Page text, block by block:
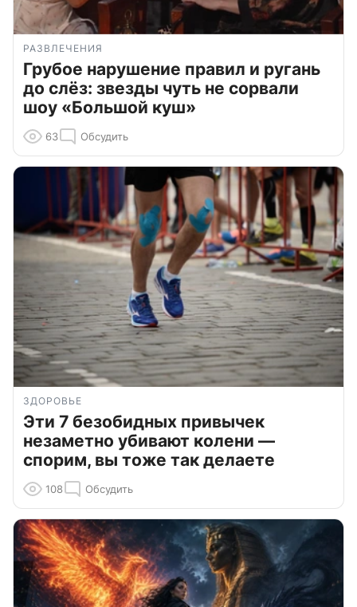
РАЗВЛЕЧЕНИЯ
Грубое нарушение правил и ругань
до слёз: звезды чуть не сорвали
шоу «Большой куш»
63 Обсудить
ЗДОРОВЬЕ
Эти 7 безобидных привычек
незаметно убивают колени —
спорим, вы тоже так делаете
108 Обсудить